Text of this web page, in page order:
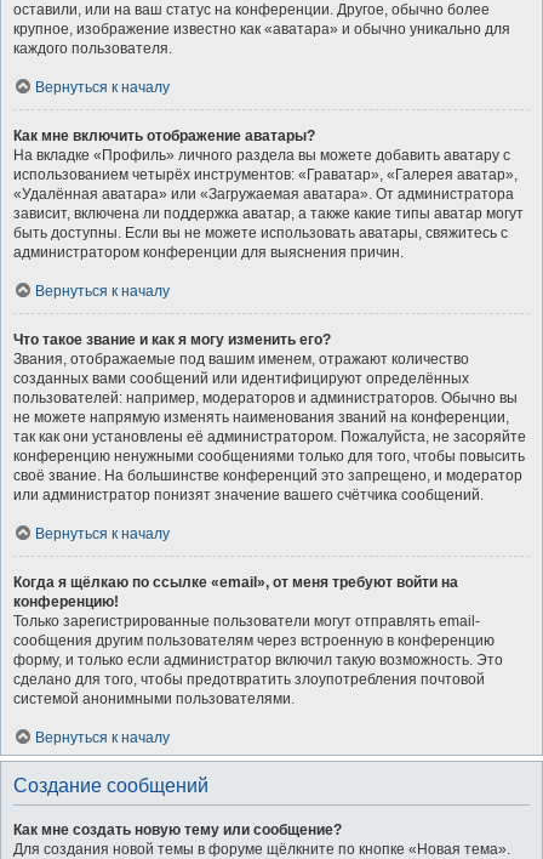
оставили, или на ваш статус на конференции. Другое, обычно более
крупное, изображение известно как «аватара» и обычно уникально для
каждого пользователя.
Вернуться к началу
Как мне включить отображение аватары?
На вкладке «Профиль» личного раздела вы можете добавить аватару с
использованием четырёх инструментов: «Граватар», «Галерея аватар»,
«Удалённая аватара» или «Загружаемая аватара». От администратора
зависит, включена ли поддержка аватар, а также какие типы аватар могут
быть доступны. Если вы не можете использовать аватары, свяжитесь с
администратором конференции для выяснения причин.
Вернуться к началу
Что такое звание и как я могу изменить его?
Звания, отображаемые под вашим именем, отражают количество
созданных вами сообщений или идентифицируют определённых
пользователей: например, модераторов и администраторов. Обычно вы
не можете напрямую изменять наименования званий на конференции,
так как они установлены её администратором. Пожалуйста, не засоряйте
конференцию ненужными сообщениями только для того, чтобы повысить
своё звание. На большинстве конференций это запрещено, и модератор
или администратор понизят значение вашего счётчика сообщений.
Вернуться к началу
Когда я щёлкаю по ссылке «email», от меня требуют войти на
конференцию!
Только зарегистрированные пользователи могут отправлять email-
сообщения другим пользователям через встроенную в конференцию
форму, и только если администратор включил такую возможность. Это
сделано для того, чтобы предотвратить злоупотребления почтовой
системой анонимными пользователями.
Вернуться к началу
Создание сообщений
Как мне создать новую тему или сообщение?
Для создания новой темы в форуме щёлкните по кнопке «Новая тема».